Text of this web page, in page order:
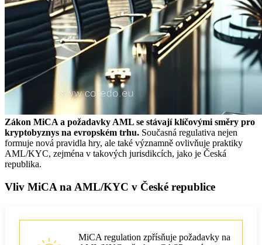
Zákon MiCA a požadavky AML se stávají klíčovými směry pro
kryptobyznys na evropském trhu. Současná regulativa nejen
formuje nová pravidla hry, ale také významně ovlivňuje praktiky
AML/KYC, zejména v takových jurisdikcích, jako je Česká
republika.
Vliv MiCA na AML/KYC v České republice
MiCA regulation zpřísňuje požadavky na